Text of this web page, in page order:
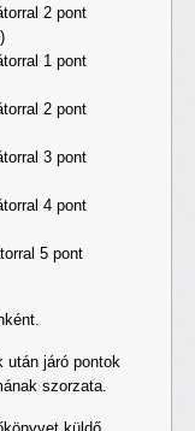
2 pont
1 pont
2 pont
3 pont
4 pont
5 pont
után járó pontok
szorzata.